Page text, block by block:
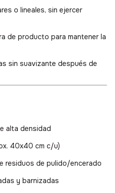
o lineales, sin ejercer
de producto para mantener la
sin suavizante después de
alta densidad
40x40 cm c/u)
residuos de pulido/encerado
y barnizadas